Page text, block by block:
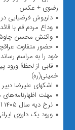
رضوی + عکس
داریوش فرضیایی
وداع مردم قم با
واکنش محسن
حضور متفاوت
خود را به مراسم رساند
قابی از لحظۀ ورود
خمینی(ره)
اشکهای علیرضا
مهلت
نرخ دیه سال ۱۴۰۵ اعلام شد؛ دیه کامل به ۲۱ میلیارد ریال رسید
ورود یک داروی